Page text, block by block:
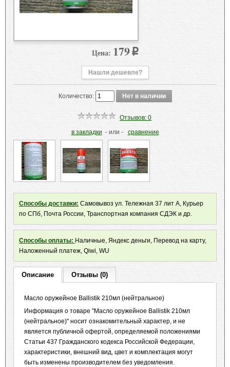
Цена: 179p
Нашли дешевле?
Количество:
Отзывов: 0
в закладки - или - сравнение
Способы доставки: Самовывоз ул. Тележная 37 лит А, Курьер
по СПб, Почта России, Транспортная компания СДЭК и др.
Способы оплаты: Наличные, Яндекс деньги, Перевод на карту,
Наложенный платеж, Qiwi, WU
Описание Отзывы (0)
Масло оружейное Ballistik 210мл (нейтральное)
Информация о товаре "Масло оружейное Ballistik 210мл
(нейтральное)" носит ознакомительный характер, и не
является публичной офертой, определяемой положениями
Статьи 437 Гражданского кодекса Российской Федерации,
характеристики, внешний вид, цвет и комплектация могут
быть изменены производителем без уведомления.